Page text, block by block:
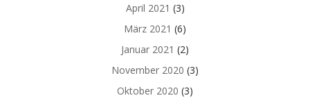
April 2021 (3)
März 2021 (6)
Januar 2021 (2)
November 2020 (3)
Oktober 2020 (3)